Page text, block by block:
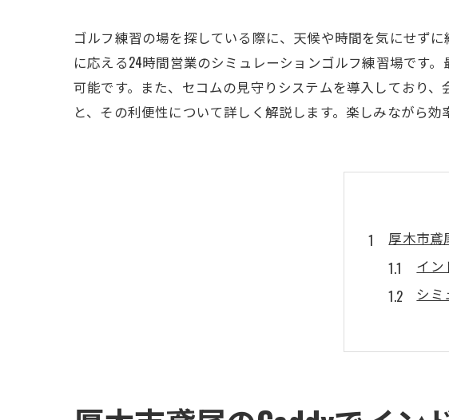
ゴルフ練習の場を探している際に、天候や時間を気にせず
に応える24時間営業のシミュレーションゴルフ練習場です
可能です。また、セコムの見守りシステムを導入しており
と、その利便性について詳しく解説します。楽しみながら
厚木市鳶
イン
シミ
24
無料
厚